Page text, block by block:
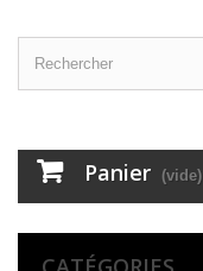
Panier (vide)